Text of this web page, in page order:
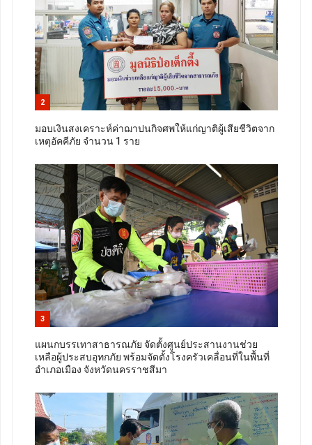
2
มอบเงินสงเคราะห์ค่าฌาปนกิจศพให้แก่ญาติผู้เสียชีวิตจาก
เหตุอัคคีภัย จำนวน 1 ราย
3
แผนกบรรเทาสาธารณภัย จัดตั้งศูนย์ประสานงานช่วย
เหลือผู้ประสบอุทกภัย พร้อมจัดตั้งโรงครัวเคลื่อนที่ในพื้นที่
อำเภอเมือง จังหวัดนครราชสีมา